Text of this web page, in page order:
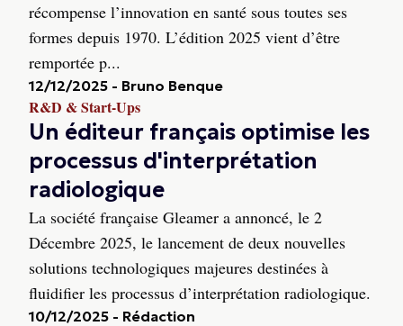
récompense l’innovation en santé sous toutes ses
formes depuis 1970. L’édition 2025 vient d’être
remportée p...
12/12/2025 - Bruno Benque
R&D & Start-Ups
Un éditeur français optimise les
processus d'interprétation
radiologique
La société française Gleamer a annoncé, le 2
Décembre 2025, le lancement de deux nouvelles
solutions technologiques majeures destinées à
fluidifier les processus d’interprétation radiologique.
10/12/2025 - Rédaction